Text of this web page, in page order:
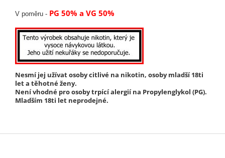
V poměru - PG 50% a VG 50%
Nesmí jej užívat osoby citlivé na nikotin, osoby mladší 18ti
let a těhotné ženy.
Není vhodné pro osoby trpící alergií na Propylenglykol (PG).
Mladším 18ti let neprodejné.